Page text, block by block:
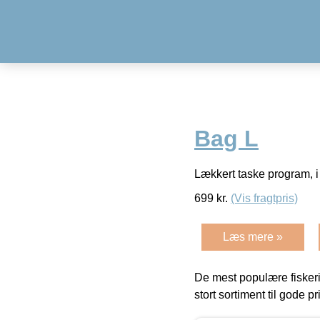
Bag L
Lækkert taske program,
699 kr. (Vis fragtpris)
Læs mere »
De mest populære
stort sortiment til gode